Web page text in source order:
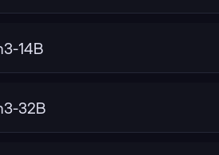
14B
32B